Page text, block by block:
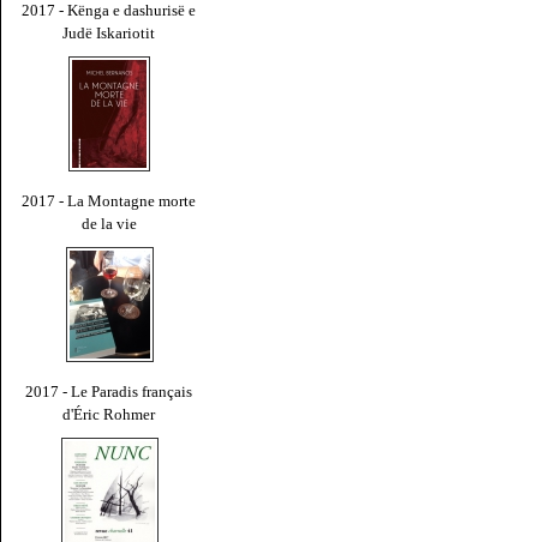
2017 - Kënga e dashurisë e
Judë Iskariotit
2017 - La Montagne morte
de la vie
2017 - Le Paradis français
d'Éric Rohmer